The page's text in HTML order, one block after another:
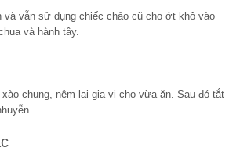
và vẫn sử dụng chiếc chảo cũ cho ớt khô vào
và hành tây.
chung, nêm lại gia vị cho vừa ăn. Sau đó tắt